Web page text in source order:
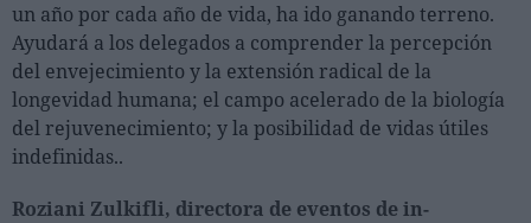
un año por cada año de vida, ha ido ganando terreno.
Ayudará a los delegados a comprender la percepción
del envejecimiento y la extensión radical de la
longevidad humana; el campo acelerado de la biología
del rejuvenecimiento; y la posibilidad de vidas útiles
indefinidas..
Roziani Zulkifli, directora de eventos de in-